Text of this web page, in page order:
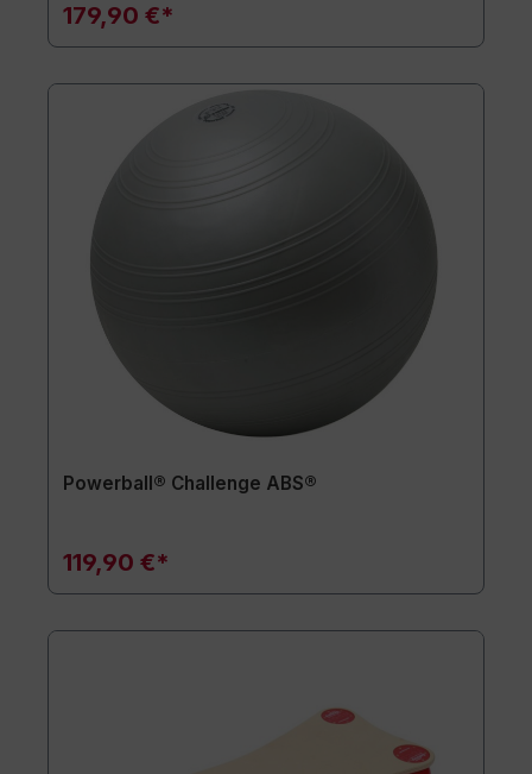
179,90 €*
Powerball® Challenge ABS®
119,90 €*